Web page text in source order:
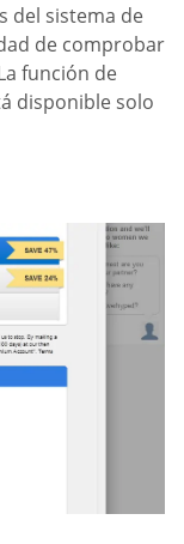
del sistema de
de comprobar
función de
disponible solo